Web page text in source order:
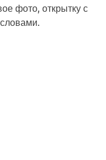
фото, открытку с